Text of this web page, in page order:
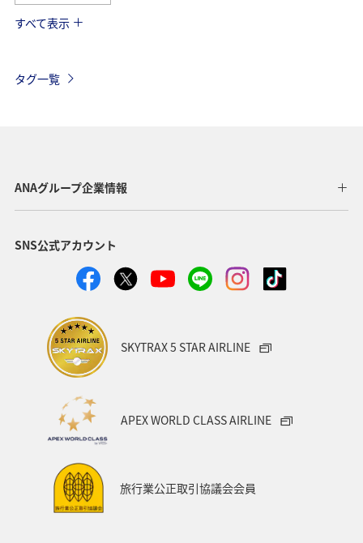
冬 趣味
鹿児島県 飛行機 東京都 ライフ 仙台
関西地方 大分県
和歌山県 静岡県 ホテル
アオリイカ
すべて表示
タグ一覧
ANAグループ企業情報
SNS公式アカウント
SKYTRAX 5 STAR AIRLINE
APEX WORLD CLASS AIRLINE
旅行業公正取引協議会会員